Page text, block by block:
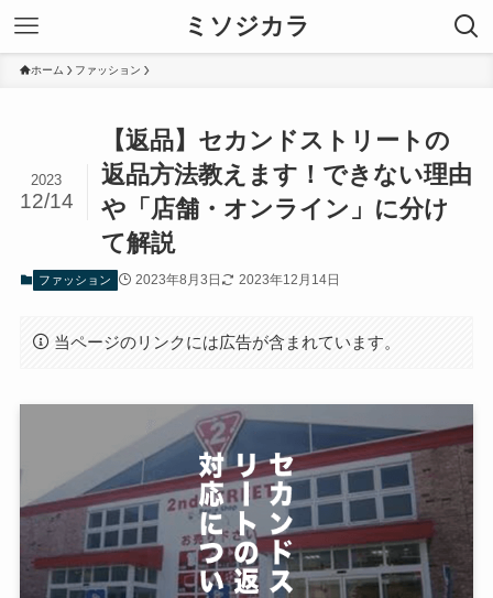
ミソジカラ
ホーム ファッション
【返品】セカンドストリートの
返品方法教えます！できない理由
や「店舗・オンライン」に分け
て解説
2023
12/14
ファッション 2023年8月3日 2023年12月14日
当ページのリンクには広告が含まれています。